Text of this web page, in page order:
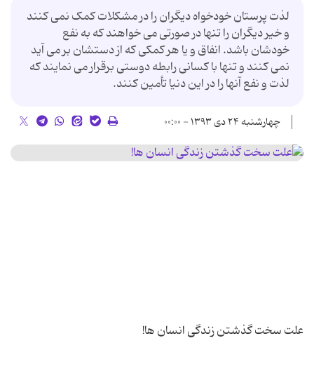
لذت پرستان خودخواه دیگران را در مشکلات کمک نمی کنند
و خیر دیگران را تنها در صورتی می خواهند که به نفع
خودشان باشد. انفاق و یا هر کمکی که از دستشان بر می آید
نمی کنند و تنها با کسانی رابطه دوستی برقرار می نمایند که
لذت و نفع آنها را در این دنیا تأمین کنند.
چهارشنبه ۲۴ دی ۱۳۹۳ - ۰۰:۰۰